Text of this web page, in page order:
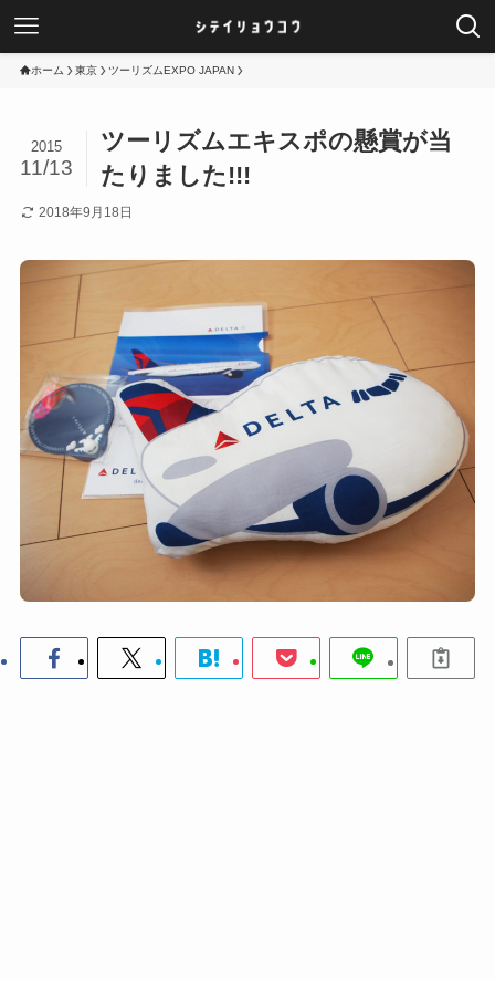
ホーム 東京 ツーリズムEXPO JAPAN
ツーリズムエキスポの懸賞が当
たりました!!!
2015
11/13
2018年9月18日